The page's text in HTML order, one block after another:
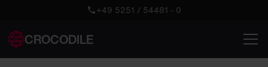
+49 5251 / 54481 - 0
CROCODILE